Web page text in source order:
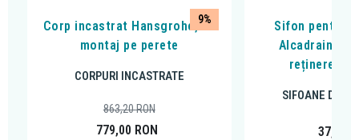
9%
Corp incastrat Hansgrohe, cu
montaj pe perete
CORPURI INCASTRATE
779,00 RON
863,20RON
Sifon pentru
Alcadrain, cu
reținere a
SIFOANE DE
37,33